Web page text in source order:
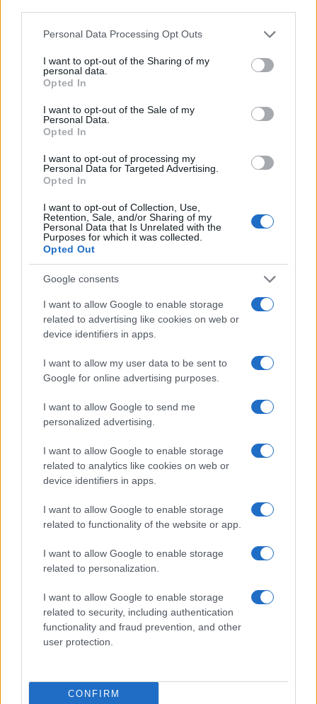
Please note that this website/app uses one or more Google
not limited to your visit or usage behaviour. You may click to
grant or deny consent to Google and its third-party tags to
use your data for below specified purposes in below Google
consent section.
Personal Data Processing Opt Outs
I want to opt-out of the Sharing of my
personal data.
Opted In
I want to opt-out of the Sale of my
Personal Data.
Opted In
I want to opt-out of processing my
Personal Data for Targeted Advertising.
Opted In
I want to opt-out of Collection, Use,
Retention, Sale, and/or Sharing of my
Personal Data that Is Unrelated with the
Purposes for which it was collected.
Opted Out
Google consents
I want to allow Google to enable storage
related to advertising like cookies on web or
device identifiers in apps.
I want to allow my user data to be sent to
Google for online advertising purposes.
I want to allow Google to send me
personalized advertising.
I want to allow Google to enable storage
related to analytics like cookies on web or
device identifiers in apps.
I want to allow Google to enable storage
related to functionality of the website or app.
I want to allow Google to enable storage
related to personalization.
I want to allow Google to enable storage
related to security, including authentication
functionality and fraud prevention, and other
user protection.
CONFIRM
Vuoi rimuovere le pubblicità nazionali?
Puoi abbonarti asoli € 1,10 al mese
cliccandoqui
Sei già abbonato?
Puoi effettuare l'accesso andando nella
sezioneLogindal menù del sito o
Inviaci le tue segnalazioni,
i tuoi video e le tue foto
Su WhatsApp al numero +39
345 356 7512
Notizie in tempo reale?
Entra nel canale telegram di
GalluraOggi.it